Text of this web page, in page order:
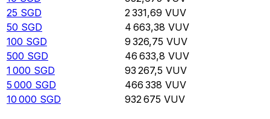
25 SGD 2 331,69 VUV
50 SGD 4 663,38 VUV
100 SGD 9 326,75 VUV
500 SGD 46 633,8 VUV
1 000 SGD 93 267,5 VUV
5 000 SGD 466 338 VUV
10 000 SGD 932 675 VUV